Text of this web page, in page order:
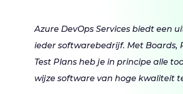
Azure DevOps Services biedt een
ieder softwarebedrijf. Met Boards,
Test Plans heb je in principe alle
wijze software van hoge kwaliteit